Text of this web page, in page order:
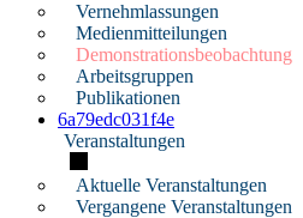
Vernehmlassungen
Medienmitteilungen
Demonstrationsbeobachtung
Arbeitsgruppen
Publikationen
6a79edc031f4e
Veranstaltungen
Aktuelle Veranstaltungen
Vergangene Veranstaltungen